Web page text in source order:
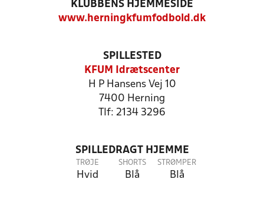
KLUBBENS HJEMMESIDE
www.herningkfumfodbold.dk
SPILLESTED
KFUM Idrætscenter
H P Hansens Vej 10
7400 Herning
Tlf: 2134 3296
SPILLEDRAGT HJEMME
TRØJE
Hvid
SHORTS
Blå
STRØMPER
Blå